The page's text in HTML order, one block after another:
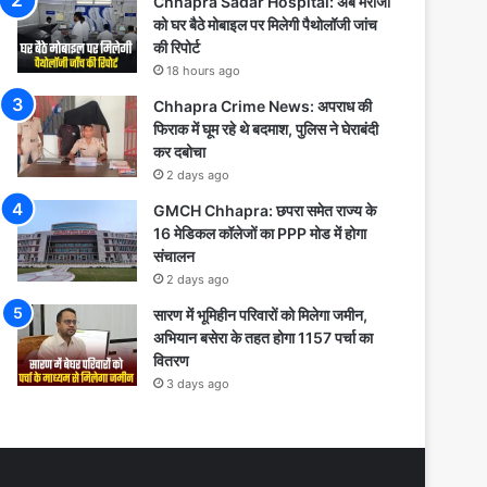
को घर बैठे मोबाइल पर मिलेगी पैथोलॉजी जांच
की रिपोर्ट
18 hours ago
Chhapra Crime News: अपराध की
फिराक में घूम रहे थे बदमाश, पुलिस ने घेराबंदी
कर दबोचा
2 days ago
GMCH Chhapra: छपरा समेत राज्य के
16 मेडिकल कॉलेजों का PPP मोड में होगा
संचालन
2 days ago
सारण में भूमिहीन परिवारों को मिलेगा जमीन,
अभियान बसेरा के तहत होगा 1157 पर्चा का
वितरण
3 days ago